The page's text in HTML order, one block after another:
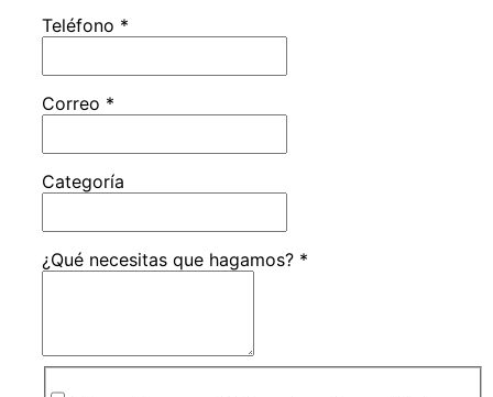
Teléfono *
Correo *
Categoría
¿Qué necesitas que hagamos? *